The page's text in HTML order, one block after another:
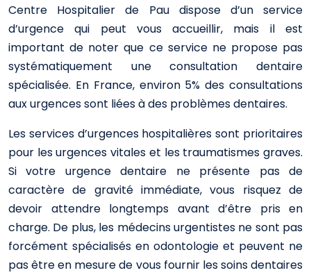
Centre Hospitalier de Pau dispose d’un service
d’urgence qui peut vous accueillir, mais il est
important de noter que ce service ne propose pas
systématiquement une consultation dentaire
spécialisée. En France, environ 5% des consultations
aux urgences sont liées à des problèmes dentaires.
Les services d’urgences hospitalières sont prioritaires
pour les urgences vitales et les traumatismes graves.
Si votre urgence dentaire ne présente pas de
caractère de gravité immédiate, vous risquez de
devoir attendre longtemps avant d’être pris en
charge. De plus, les médecins urgentistes ne sont pas
forcément spécialisés en odontologie et peuvent ne
pas être en mesure de vous fournir les soins dentaires